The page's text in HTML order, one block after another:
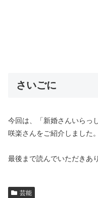
さいごに
今回は、
「新婚さんいらっ
咲楽さんをご紹介しました。
最後まで読んでいただきあ
芸能